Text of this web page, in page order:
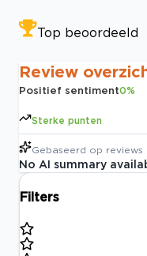
Top beoordeeld
Review
Positief sentiment0%
Sterke punten
Gebaseerd op reviews
No AI summary
Filters